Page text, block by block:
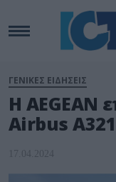
ΓΕΝΙΚΕΣ ΕΙΔΗΣΕΙΣ
Η AEGEAN
Airbus
17.04.2024